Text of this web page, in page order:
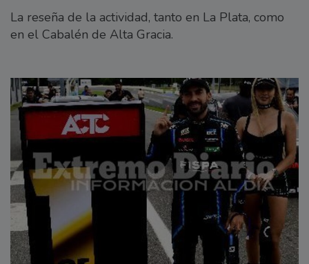
La reseña de la actividad, tanto en La Plata, como
en el Cabalén de Alta Gracia.